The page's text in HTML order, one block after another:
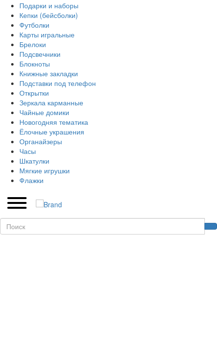
Подарки и наборы
Кепки (бейсболки)
Футболки
Карты игральные
Брелоки
Подсвечники
Блокноты
Книжные закладки
Подставки под телефон
Открытки
Зеркала карманные
Чайные домики
Новогодняя тематика
Ёлочные украшения
Органайзеры
Часы
Шкатулки
Мягкие игрушки
Флажки